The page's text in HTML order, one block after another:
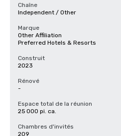
Chaîne
Independent / Other
Marque
Other Affiliation
Preferred Hotels & Resorts
Construit
2023
Rénové
-
Espace total de la réunion
25 000 pi. ca.
Chambres d'invités
209